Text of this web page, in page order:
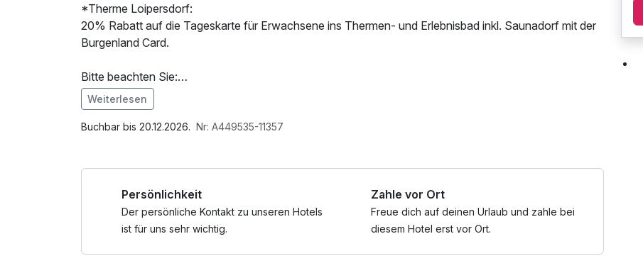
*Therme Loipersdorf:
20% Rabatt auf die Tageskarte für Erwachsene ins Thermen- und Erlebnisbad inkl. Saunadorf mit der
Burgenland Card.
Bitte beachten Sie:
Reservierung per Telefon am Gäste-Service-Center unter +43 3382 8204 0 oder online mit Angabe
des Online-Rabattcodes: "burgenland20" erforderlich.
Beim Check Out kann der Rabatt nicht rückwirkend geltend gemacht werden.
Nicht mit anderen Aktionen, Angeboten & Rabatten kombinierbar.
Einlösbar je nach Verfügbarkeit.
Im Angebot enthalten
Parkplatz, 1 x kleines Abschiedsgeschenk, W-LAN Nutzung / Internetnutzung
Weiterlesen
Buchbar bis 20.12.2026. Nr: A449535-11357
Persönlichkeit
Der persönliche Kontakt zu unseren Hotels
ist für uns sehr wichtig.
Zahle vor Ort
Freue dich auf deinen Urlaub und zahle bei
diesem Hotel erst vor Ort.